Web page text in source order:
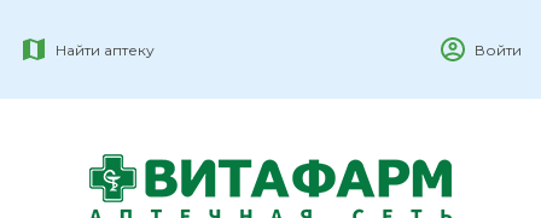
Найти аптеку Войти